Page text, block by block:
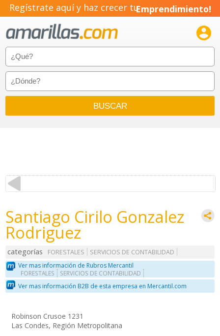
Regístrate aquí y haz crecer tuEmprendimiento!

Santiago Cirilo Gonzalez
Rodriguez
categorías FORESTALES
SERVICIOS DE CONTABILIDAD
Ver mas información de Rubros Mercantil
FORESTALES SERVICIOS DE CONTABILIDAD
Ver mas información B2B de esta empresa en Mercantil.com
Robinson Crusoe 1231
Las Condes, Región Metropolitana